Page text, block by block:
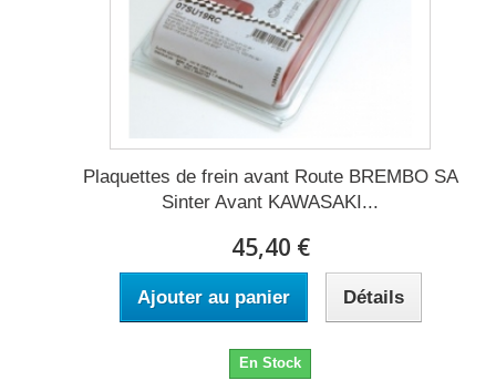
Plaquettes de frein avant Route BREMBO SA
Sinter Avant KAWASAKI...
45,40 €
Ajouter au panier Détails
En Stock